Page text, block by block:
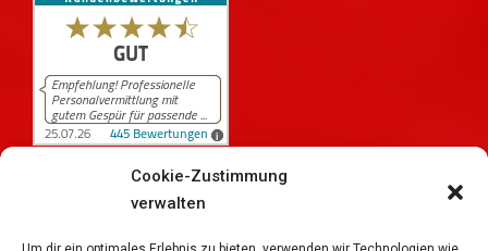
Cookie-Zustimmung
verwalten
Bewertungen auf ProvenExpert.com